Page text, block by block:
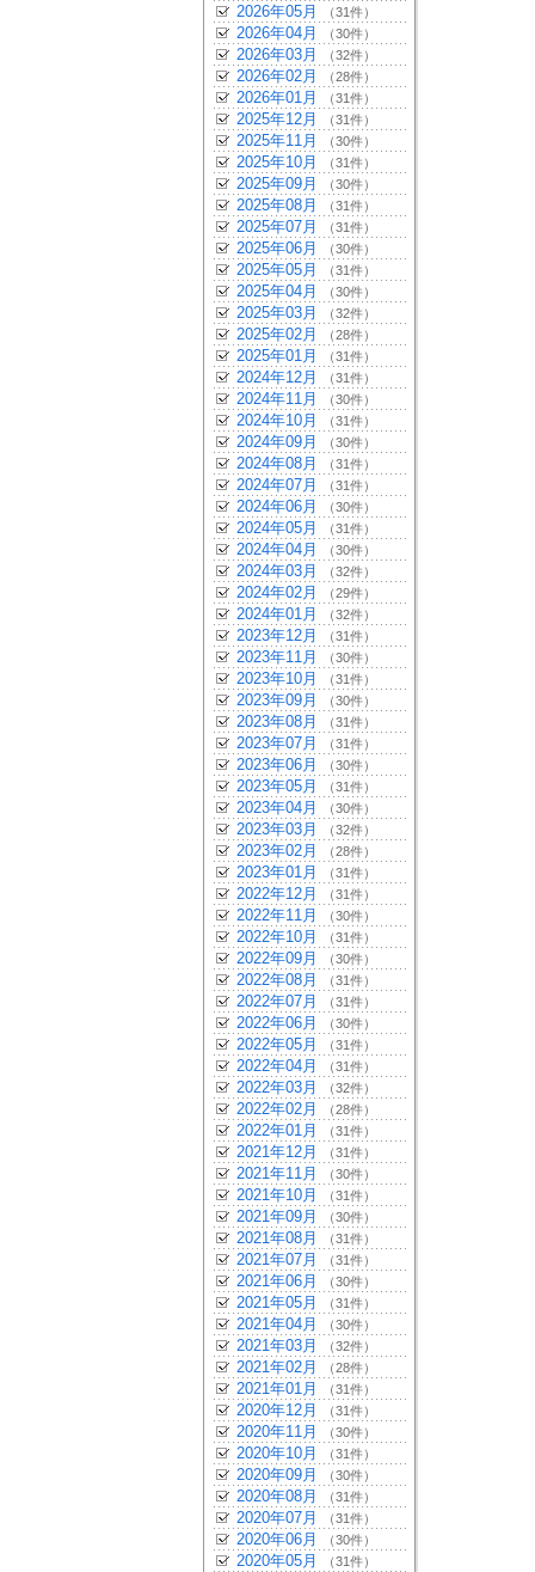
2026年05月 （31件）
2026年04月 （30件）
2026年03月 （32件）
2026年02月 （28件）
2026年01月 （31件）
2025年12月 （31件）
2025年11月 （30件）
2025年10月 （31件）
2025年09月 （30件）
2025年08月 （31件）
2025年07月 （31件）
2025年06月 （30件）
2025年05月 （31件）
2025年04月 （30件）
2025年03月 （32件）
2025年02月 （28件）
2025年01月 （31件）
2024年12月 （31件）
2024年11月 （30件）
2024年10月 （31件）
2024年09月 （30件）
2024年08月 （31件）
2024年07月 （31件）
2024年06月 （30件）
2024年05月 （31件）
2024年04月 （30件）
2024年03月 （32件）
2024年02月 （29件）
2024年01月 （32件）
2023年12月 （31件）
2023年11月 （30件）
2023年10月 （31件）
2023年09月 （30件）
2023年08月 （31件）
2023年07月 （31件）
2023年06月 （30件）
2023年05月 （31件）
2023年04月 （30件）
2023年03月 （32件）
2023年02月 （28件）
2023年01月 （31件）
2022年12月 （31件）
2022年11月 （30件）
2022年10月 （31件）
2022年09月 （30件）
2022年08月 （31件）
2022年07月 （31件）
2022年06月 （30件）
2022年05月 （31件）
2022年04月 （31件）
2022年03月 （32件）
2022年02月 （28件）
2022年01月 （31件）
2021年12月 （31件）
2021年11月 （30件）
2021年10月 （31件）
2021年09月 （30件）
2021年08月 （31件）
2021年07月 （31件）
2021年06月 （30件）
2021年05月 （31件）
2021年04月 （30件）
2021年03月 （32件）
2021年02月 （28件）
2021年01月 （31件）
2020年12月 （31件）
2020年11月 （30件）
2020年10月 （31件）
2020年09月 （30件）
2020年08月 （31件）
2020年07月 （31件）
2020年06月 （30件）
2020年05月 （31件）